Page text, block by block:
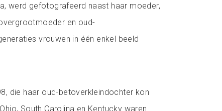
werd gefotografeerd naast haar moeder,
en oud-
vrouwen in één enkel beeld
die haar oud-betoverkleindochter kon
South Carolina en Kentucky waren